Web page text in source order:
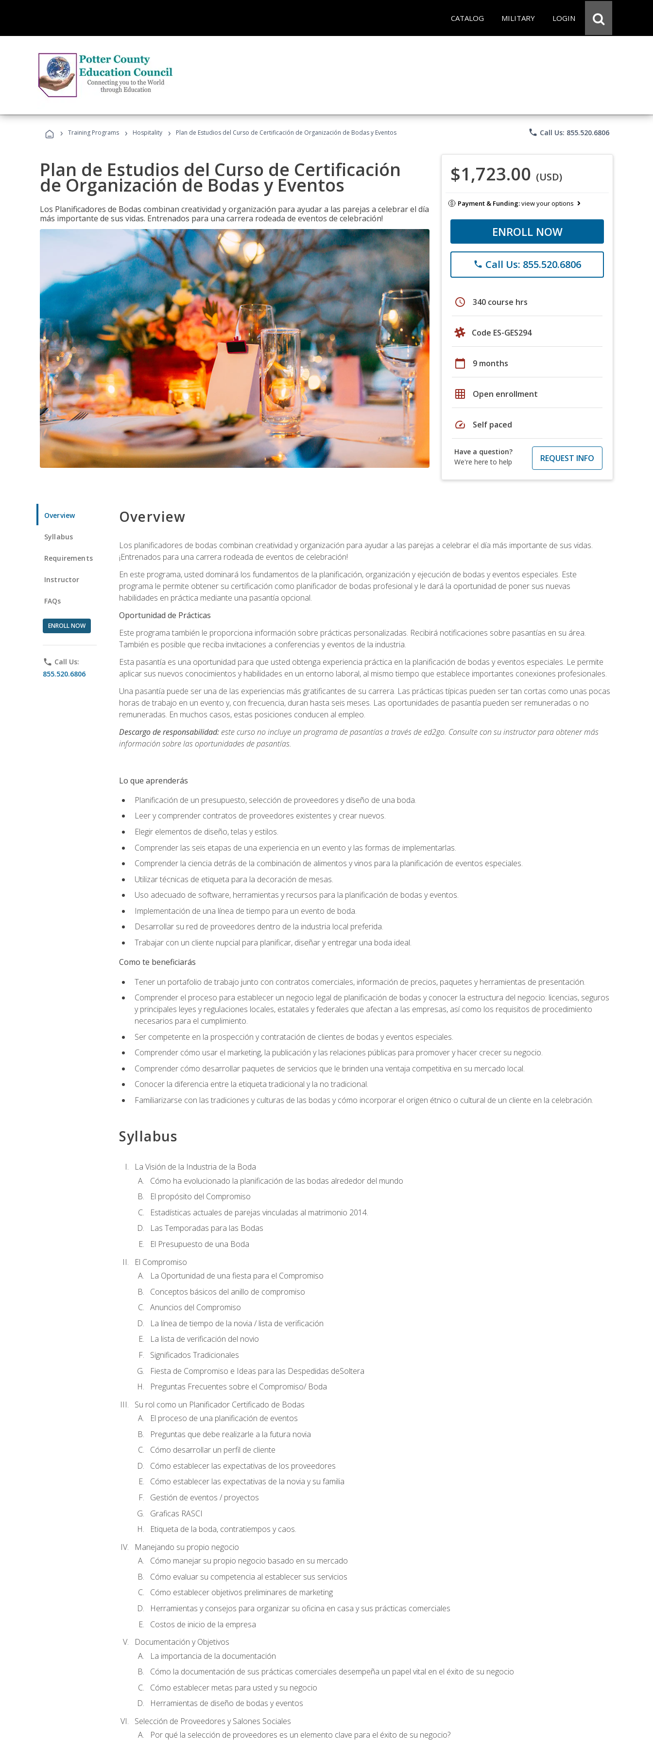
CATALOG MILITARY LOGIN
› Training Programs › Hospitality › Plan de Estudios del Curso de Certificación de Organización de Bodas y Eventos phone Call Us: 855.520.6806
Plan de Estudios del Curso de Certificación
de Organización de Bodas y Eventos
Los Planificadores de Bodas combinan creatividad y organización para ayudar a las parejas a celebrar el día
más importante de sus vidas. Entrenados para una carrera rodeada de eventos de celebración!
$1,723.00 (USD)
Payment & Funding:view your options
ENROLL NOW
phone Call Us: 855.520.6806
schedule 340 course hrs
Code ES-GES294
calendar_today 9 months
grid_on Open enrollment
speed Self paced
Have a question?
We're here to help
REQUEST INFO
Overview
Syllabus
Requirements
Instructor
FAQs
ENROLL NOW
phone Call Us:
855.520.6806
Overview
Los planificadores de bodas combinan creatividad y organización para ayudar a las parejas a celebrar el día más importante de sus vidas.
¡Entrenados para una carrera rodeada de eventos de celebración!
En este programa, usted dominará los fundamentos de la planificación, organización y ejecución de bodas y eventos especiales. Este
programa le permite obtener su certificación como planificador de bodas profesional y le dará la oportunidad de poner sus nuevas
habilidades en práctica mediante una pasantía opcional.
Oportunidad de Prácticas
Este programa también le proporciona información sobre prácticas personalizadas. Recibirá notificaciones sobre pasantías en su área.
También es posible que reciba invitaciones a conferencias y eventos de la industria.
Esta pasantía es una oportunidad para que usted obtenga experiencia práctica en la planificación de bodas y eventos especiales. Le permite
aplicar sus nuevos conocimientos y habilidades en un entorno laboral, al mismo tiempo que establece importantes conexiones profesionales.
Una pasantía puede ser una de las experiencias más gratificantes de su carrera. Las prácticas típicas pueden ser tan cortas como unas pocas
horas de trabajo en un evento y, con frecuencia, duran hasta seis meses. Las oportunidades de pasantía pueden ser remuneradas o no
remuneradas. En muchos casos, estas posiciones conducen al empleo.
Descargo de responsabilidad:este curso no incluye un programa de pasantías a través de ed2go. Consulte con su instructor para obtener más
información sobre las oportunidades de pasantías.
Lo que aprenderás
Planificación de un presupuesto, selección de proveedores y diseño de una boda.
Leer y comprender contratos de proveedores existentes y crear nuevos.
Elegir elementos de diseño, telas y estilos.
Comprender las seis etapas de una experiencia en un evento y las formas de implementarlas.
Comprender la ciencia detrás de la combinación de alimentos y vinos para la planificación de eventos especiales.
Utilizar técnicas de etiqueta para la decoración de mesas.
Uso adecuado de software, herramientas y recursos para la planificación de bodas y eventos.
Implementación de una línea de tiempo para un evento de boda.
Desarrollar su red de proveedores dentro de la industria local preferida.
Trabajar con un cliente nupcial para planificar, diseñar y entregar una boda ideal.
Como te beneficiarás
Tener un portafolio de trabajo junto con contratos comerciales, información de precios, paquetes y herramientas de presentación.
Comprender el proceso para establecer un negocio legal de planificación de bodas y conocer la estructura del negocio: licencias, seguros
y principales leyes y regulaciones locales, estatales y federales que afectan a las empresas, así como los requisitos de procedimiento
necesarios para el cumplimiento.
Ser competente en la prospección y contratación de clientes de bodas y eventos especiales.
Comprender cómo usar el marketing, la publicación y las relaciones públicas para promover y hacer crecer su negocio.
Comprender cómo desarrollar paquetes de servicios que le brinden una ventaja competitiva en su mercado local.
Conocer la diferencia entre la etiqueta tradicional y la no tradicional.
Familiarizarse con las tradiciones y culturas de las bodas y cómo incorporar el origen étnico o cultural de un cliente en la celebración.
Syllabus
La Visión de la Industria de la Boda
Cómo ha evolucionado la planificación de las bodas alrededor del mundo
El propósito del Compromiso
Estadísticas actuales de parejas vinculadas al matrimonio 2014.
Las Temporadas para las Bodas
El Presupuesto de una Boda
El Compromiso
La Oportunidad de una fiesta para el Compromiso
Conceptos básicos del anillo de compromiso
Anuncios del Compromiso
La línea de tiempo de la novia / lista de verificación
La lista de verificación del novio
Significados Tradicionales
Fiesta de Compromiso e Ideas para las Despedidas deSoltera
Preguntas Frecuentes sobre el Compromiso/ Boda
Su rol como un Planificador Certificado de Bodas
El proceso de una planificación de eventos
Preguntas que debe realizarle a la futura novia
Cómo desarrollar un perfil de cliente
Cómo establecer las expectativas de los proveedores
Cómo establecer las expectativas de la novia y su familia
Gestión de eventos / proyectos
Graficas RASCI
Etiqueta de la boda, contratiempos y caos.
Manejando su propio negocio
Cómo manejar su propio negocio basado en su mercado
Cómo evaluar su competencia al establecer sus servicios
Cómo establecer objetivos preliminares de marketing
Herramientas y consejos para organizar su oficina en casa y sus prácticas comerciales
Costos de inicio de la empresa
Documentación y Objetivos
La importancia de la documentación
Cómo la documentación de sus prácticas comerciales desempeña un papel vital en el éxito de su negocio
Cómo establecer metas para usted y su negocio
Herramientas de diseño de bodas y eventos
Selección de Proveedores y Salones Sociales
Por qué la selección de proveedores es un elemento clave para el éxito de su negocio?